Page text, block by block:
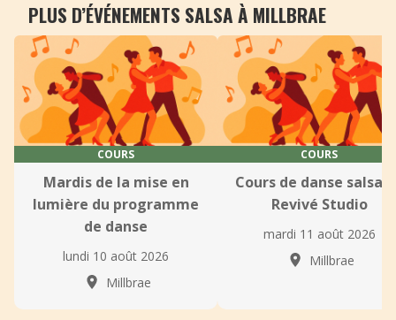
PLUS D’ÉVÉNEMENTS SALSA À MILLBRAE
COURS
Mardis de la mise en
lumière du programme
de danse
lundi 10 août 2026
Millbrae
COURS
Cours de danse salsa
Revivé Studio
mardi 11 août 2026
Millbrae